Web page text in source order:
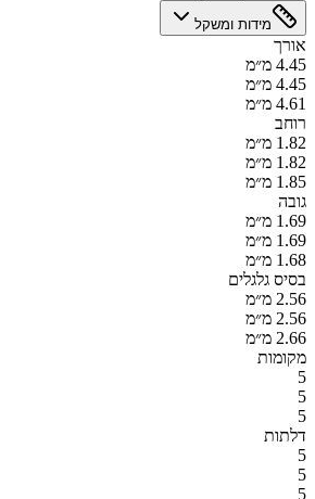
מידות ומשקל
אורך
4.45 מ״מ
4.45 מ״מ
4.61 מ״מ
רוחב
1.82 מ״מ
1.82 מ״מ
1.85 מ״מ
גובה
1.69 מ״מ
1.69 מ״מ
1.68 מ״מ
בסיס גלגלים
2.56 מ״מ
2.56 מ״מ
2.66 מ״מ
מקומות
5
5
5
דלתות
5
5
5